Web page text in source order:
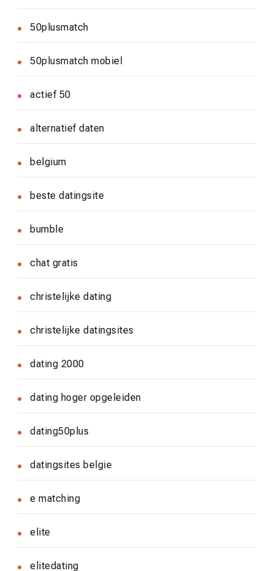
50plusmatch
50plusmatch mobiel
actief 50
alternatief daten
belgium
beste datingsite
bumble
chat gratis
christelijke dating
christelijke datingsites
dating 2000
dating hoger opgeleiden
dating50plus
datingsites belgie
e matching
elite
elitedating